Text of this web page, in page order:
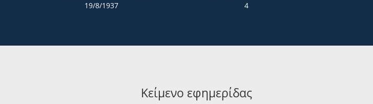
19/8/1937 4
Κείμενο εφημερίδας